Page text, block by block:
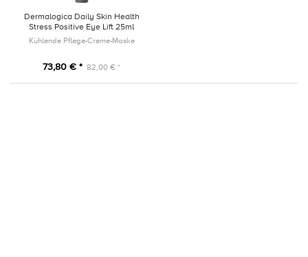
Dermalogica Daily Skin Health
Stress Positive Eye Lift 25ml
Kühlende Pflege-Creme-Maske
73,80 € * 82,00 € *